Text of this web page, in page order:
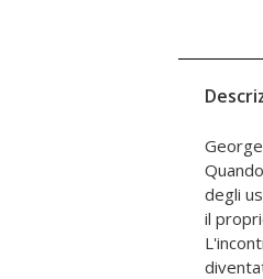
degli
il
aiutano